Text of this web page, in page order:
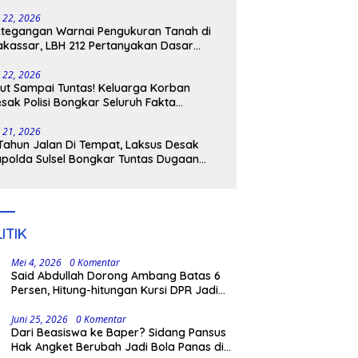
22, 2026
Warnai Pengukuran Tanah di
LBH 212 Pertanyakan Dasar
22, 2026
Sampai Tuntas! Keluarga Korban
Polisi Bongkar Seluruh Fakta
21, 2026
Jalan Di Tempat, Laksus Desak
Sulsel Bongkar Tuntas Dugaan
Mei 4, 2026 0 Komentar
Said Abdullah Dorong Ambang Batas 6
Persen, Hitung-hitungan Kursi DPR Jadi
Juni 25, 2026 0 Komentar
Dari Beasiswa ke Baper? Sidang Pansus
Hak Angket Berubah Jadi Bola Panas di